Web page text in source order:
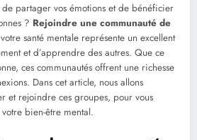
de partager vos émotions et de bénéficier
? Rejoindre une communauté de
santé mentale représente un excellent
et d’apprendre des autres. Que ce
ces communautés offrent une richesse
Dans cet article, nous allons
et rejoindre ces groupes, pour vous
bien-être mental.